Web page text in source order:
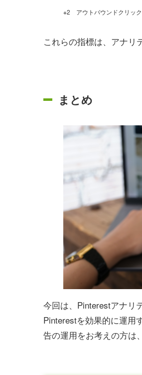
※2 アウトバウンドクリッ
これらの指標は、アナリ
まとめ
今回は、Pinterestアナリ
Pinterestを効果的に運用
告の運用をお考えの方は